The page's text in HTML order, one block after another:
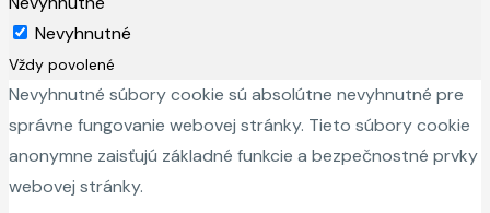
Nevyhnutné
Vždy povolené
Nevyhnutné súbory cookie sú absolútne nevyhnutné pre
správne fungovanie webovej stránky. Tieto súbory cookie
anonymne zaisťujú základné funkcie a bezpečnostné prvky
webovej stránky.